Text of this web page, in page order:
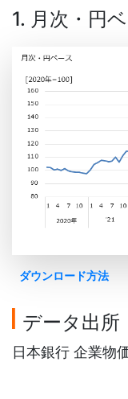
1. 月次・円
ダウンロード方法
データ出所
日本銀行 企業物